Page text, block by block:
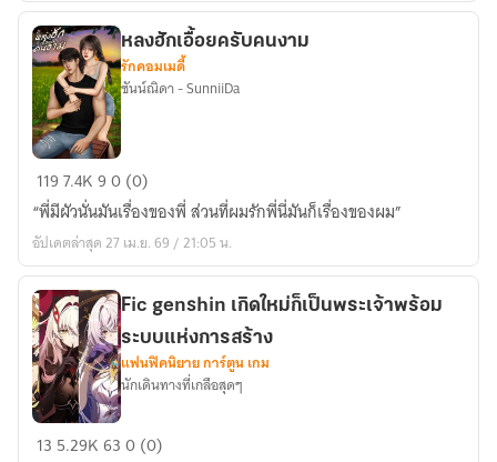
หลง
ฮัก
เอื้อย
ครับ
คน
งาม
หลงฮักเอื้อยครับคนงาม
รักคอมเมดี้
ซันน์ณิดา - SunniiDa
1197.4K90 (0)
“พี่มีผัวนั่นมันเรื่องของพี่ ส่วนที่ผมรักพี่นี่มันก็เรื่องของผม”
อัปเดตล่าสุด 27 เม.ย. 69 / 21:05 น.
Fic
Fic genshin เกิดใหม่ก็เป็นพระเจ้าพร้อม
ระบบแห่งการสร้าง
แฟนฟิคนิยาย การ์ตูน เกม
นักเดินทางที่เกลือสุดๆ
13 5.29K630 (0)